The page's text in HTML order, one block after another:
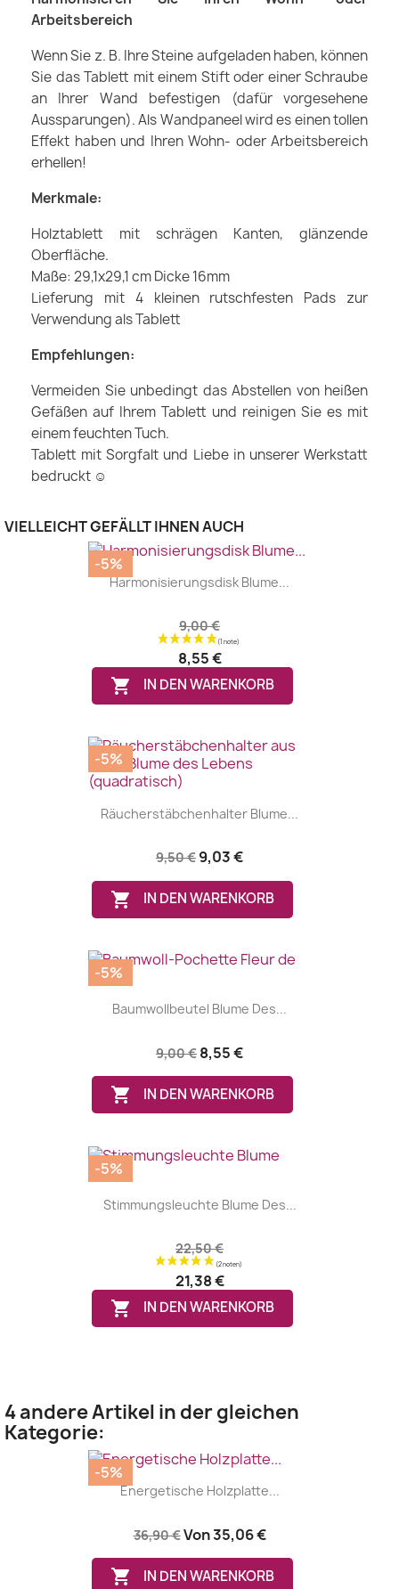
Arbeitsbereich
Wenn Sie z. B. Ihre Steine aufgeladen haben, können
Sie das Tablett mit einem Stift oder einer Schraube
an Ihrer Wand befestigen (dafür vorgesehene
Aussparungen). Als Wandpaneel wird es einen tollen
Effekt haben und Ihren Wohn- oder Arbeitsbereich
erhellen!
Merkmale:
Holztablett mit schrägen Kanten, glänzende
Oberfläche.
Maße: 29,1x29,1 cm Dicke 16mm
Lieferung mit 4 kleinen rutschfesten Pads zur
Verwendung als Tablett
Empfehlungen:
Vermeiden Sie unbedingt das Abstellen von heißen
Gefäßen auf Ihrem Tablett und reinigen Sie es mit
einem feuchten Tuch.
Tablett mit Sorgfalt und Liebe in unserer Werkstatt
bedruckt ☺
VIELLEICHT GEFÄLLT IHNEN AUCH
Harmonisierungsdisk Blume...
9,00 €
8,55 €
 IN DEN WARENKORB
-5%
Räucherstäbchenhalter Blume...
9,50 € 9,03 €
 IN DEN WARENKORB
-5%
Baumwollbeutel Blume Des...
9,00 € 8,55 €
 IN DEN WARENKORB
-5%
Stimmungsleuchte Blume Des...
22,50 €
21,38 €
 IN DEN WARENKORB
-5%
4 andere Artikel in der gleichen
Kategorie:
Energetische Holzplatte...
36,90 €Von35,06 €
 IN DEN WARENKORB
-5%